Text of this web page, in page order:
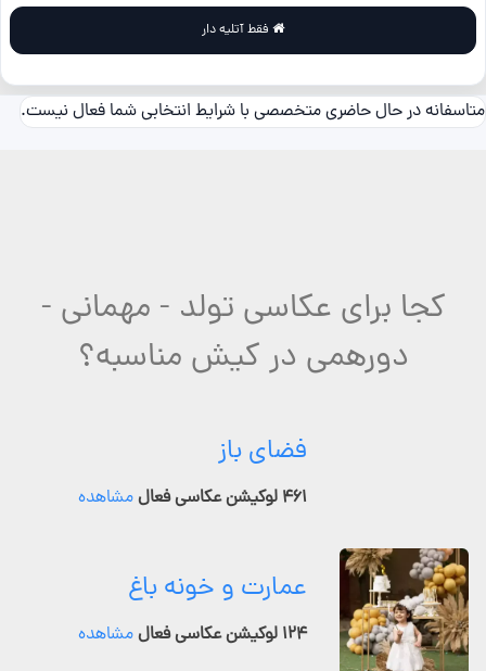
متاسفانه در حال حاضری متخصصی با شرایط انتخابی شما فعال نیست.
کجا برای عکاسی تولد - مهمانی -
دورهمی در کیش مناسبه؟
فضای باز
۴۶۱ لوکیشن عکاسی فعال مشاهده
عمارت و خونه باغ
۱۲۴ لوکیشن عکاسی فعال مشاهده